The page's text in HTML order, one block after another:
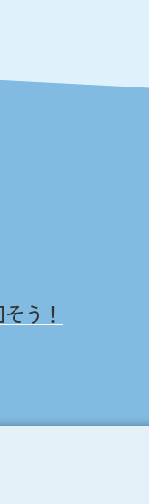
う！